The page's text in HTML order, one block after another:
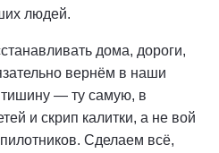
людей.
дома, дороги,
вернём в наши
— ту самую, в
и скрип калитки, а не вой
Сделаем всё,